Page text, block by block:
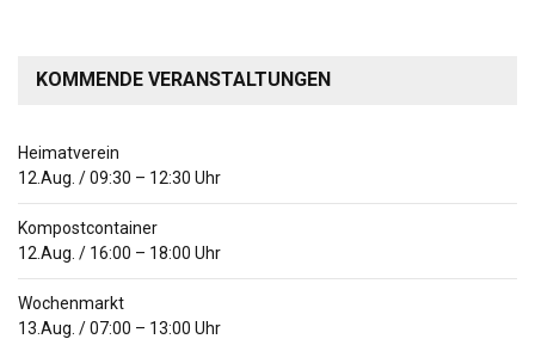
KOMMENDE VERANSTALTUNGEN
Heimatverein
12.Aug. /09:30 – 12:30 Uhr
Kompostcontainer
12.Aug. / 16:00 – 18:00 Uhr
Wochenmarkt
13.Aug. /07:00 – 13:00 Uhr